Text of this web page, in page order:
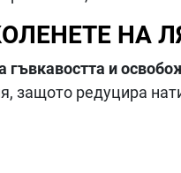
НА
гъвкавостта и
защото редуцира